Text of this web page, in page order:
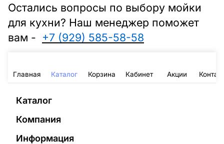
Остались вопросы по выбору мойки
для кухни? Наш менеджер поможет
вам - +7 (929) 585-58-58
Главная Каталог Корзина Кабинет Акции
Каталог
Компания
Информация